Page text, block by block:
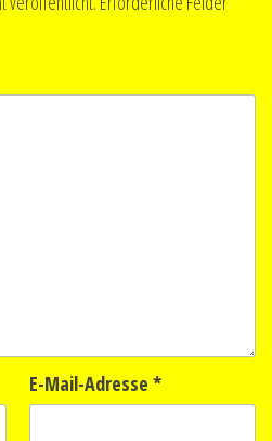
E-Mail-Adresse *